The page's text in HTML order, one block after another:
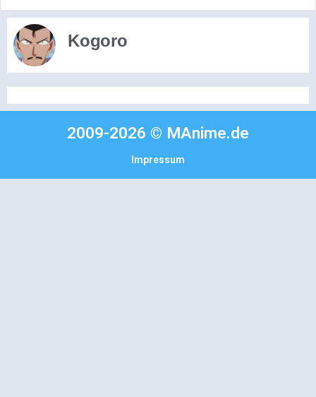
Kogoro
2009-2026 © MAnime.de
Impressum